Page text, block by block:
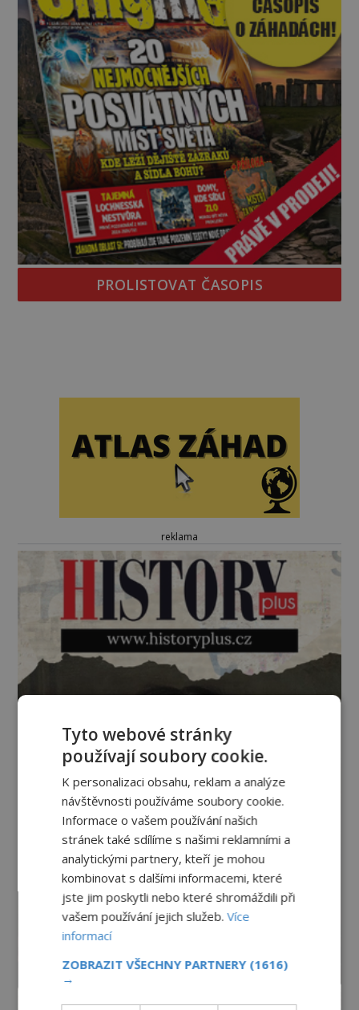
PROLISTOVAT ČASOPIS
reklama
Tyto webové stránky
používají soubory cookie.
K personalizaci obsahu, reklam a analýze
návštěvnosti používáme soubory cookie.
Informace o vašem používání našich
stránek také sdílíme s našimi reklamními a
analytickými partnery, kteří je mohou
kombinovat s dalšími informacemi, které
jste jim poskytli nebo které shromáždili při
vašem používání jejich služeb.Více
informací
ZOBRAZIT VŠECHNY PARTNERY (1616)
→